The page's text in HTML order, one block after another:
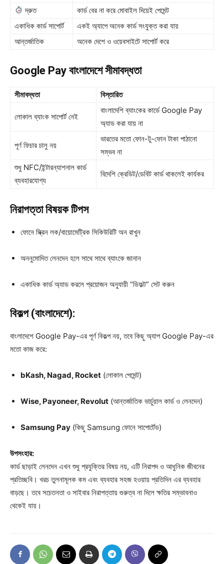
দ্রুত
কার্ড বের না করে মোবাইল দিয়েই পেমেন্ট
একাধিক কার্ড সাপোর্ট
একই অ্যাপে অনেক কার্ড সংযুক্ত করা যায়
আন্তর্জাতিক
অনেক দেশে ও ওয়েবসাইটে সাপোর্ট করে
Google Pay বাংলাদেশে সীমাবদ্ধতা
সীমাবদ্ধতা বিস্তারিত
লোকাল ব্যাংক সাপোর্ট নেই
বাংলাদেশি ব্যাংকের কার্ডে Google Pay
অ্যাড করা যায় না
পূর্ণ ফিচার চালু নয়
ভারতের মতো ফোন-টু-ফোন টাকা পাঠানো
সম্ভব না
শুধু NFC/ইন্টারন্যাশনাল কার্ড
ব্যবহারযোগ্য
বিদেশি ক্রেডিট/ডেবিট কার্ড থাকলেই কার্যকর
নিরাপত্তা বিষয়ক টিপস
ফোনে স্ক্রিন লক/বায়োমেট্রিক সিকিউরিটি অন রাখুন
অননুমোদিত লেনদেন হলে সাথে সাথে ব্যাংকে জানান
একাধিক কার্ড অ্যাড করলে প্রয়োজন অনুযায়ী “ডিফল্ট” সেট করুন
বিকল্প (বাংলাদেশে):
বাংলাদেশে Google Pay-এর পূর্ণ বিকল্প নয়, তবে কিছু অ্যাপ Google Pay-এর
মতো কাজ করে:
bKash, Nagad, Rocket (লোকাল পেমেন্ট)
Wise, Payoneer, Revolut (আন্তর্জাতিক ভার্চুয়াল কার্ড ও লেনদেন)
Samsung Pay (কিছু Samsung ফোনে সাপোর্টেড)
উপসংহার:
কার্ড ছাড়াই লেনদেন এখন শুধু প্রযুক্তির বিষয় নয়, এটি নিরাপদ ও আধুনিক জীবনের
প্রতিচ্ছবি। খরচ তুলনামূলক কম এবং ব্যবহার সহজ হওয়ায় প্রতিদিন এর ব্যবহার
বাড়ছে। তবে সচেতনতা ও সাইবার নিরাপত্তায় গুরুত্ব না দিলে ক্ষতির সম্ভাবনাও
থেকেই যায়।